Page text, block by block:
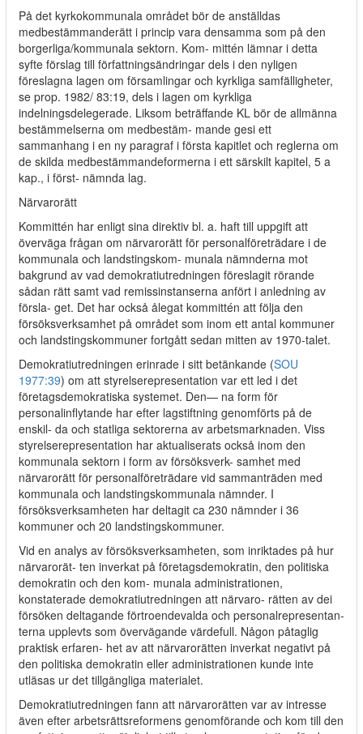
På det kyrkokommunala området bör de anställdas
medbestämmanderätt i princip vara densamma som på den
borgerliga/kommunala sektorn. Kom- mittén lämnar i detta
syfte förslag till författningsändringar dels i den nyligen
föreslagna lagen om församlingar och kyrkliga samfälligheter,
se prop. 1982/ 83:19, dels i lagen om kyrkliga
indelningsdelegerade. Liksom beträffande KL bör de allmänna
bestämmelserna om medbestäm- mande gesi ett
sammanhang i en ny paragraf i första kapitlet och reglerna om
de skilda medbestämmandeformerna i ett särskilt kapitel, 5 a
kap., i först- nämnda lag.
Närvarorätt
Kommittén har enligt sina direktiv bl. a. haft till uppgift att
överväga frågan om närvarorätt för personalföreträdare i de
kommunala och landstingskom- munala nämnderna mot
bakgrund av vad demokratiutredningen föreslagit rörande
sådan rätt samt vad remissinstanserna anfört i anledning av
försla- get. Det har också ålegat kommittén att följa den
försöksverksamhet på området som inom ett antal kommuner
och landstingskommuner fortgått sedan mitten av 1970-talet.
Demokratiutredningen erinrade i sitt betänkande (SOU
1977:39) om att styrelserepresentation var ett led i det
företagsdemokratiska systemet. Den— na form för
personalinflytande har efter lagstiftning genomförts på de
enskil- da och statliga sektorerna av arbetsmarknaden. Viss
styrelserepresentation har aktualiserats också inom den
kommunala sektorn i form av försöksverk- samhet med
närvarorätt för personalföreträdare vid sammanträden med
kommunala och landstingskommunala nämnder. I
försöksverksamheten har deltagit ca 230 nämnder i 36
kommuner och 20 landstingskommuner.
Vid en analys av försöksverksamheten, som inriktades på hur
närvarorät- ten inverkat på företagsdemokratin, den politiska
demokratin och den kom- munala administrationen,
konstaterade demokratiutredningen att närvaro- rätten av dei
försöken deltagande förtroendevalda och personalrepresentan-
terna upplevts som övervägande värdefull. Någon påtaglig
praktisk erfaren- het av att närvarorätten inverkat negativt på
den politiska demokratin eller administrationen kunde inte
utläsas ur det tillgängliga materialet.
Demokratiutredningen fann att närvarorätten var av intresse
även efter arbetsrättsreformens genomförande och kom till den